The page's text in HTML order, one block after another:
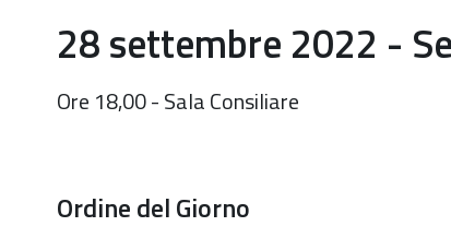
28 settembre 2022 -
Ore 18,00 - Sala Consiliare
Ordine del Giorno